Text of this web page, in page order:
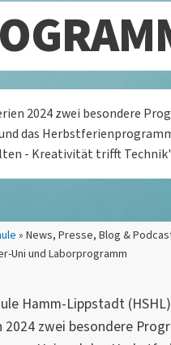
» News, Presse, Blog &
Uni und Laborprogramm
2024 zwei besondere
das
- Kreativität trifft
Hamm-Lippstadt
zwei besondere